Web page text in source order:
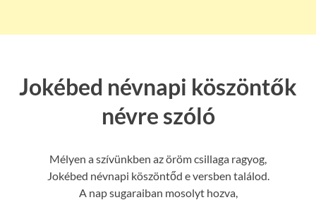
Jokébed névnapi köszöntők
névre szóló
Mélyen a szívünkben az öröm csillaga ragyog,
Jokébed névnapi köszöntőd e versben találod.
A nap sugaraiban mosolyt hozva,